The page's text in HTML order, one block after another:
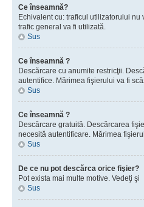
Ce înseamnă?
Echivalent cu: traficul utilizatorului
trafic general va fi utilizată.
Sus
Ce înseamnă ?
Descărcare cu anumite restricţii.
autentifice. Mărimea fişierului va fi
Sus
Ce înseamnă ?
Descărcare gratuită. Descărcarea
necesită autentificare. Mărimea
Sus
De ce nu pot descărca orice fişier?
Pot exista mai multe motive. Vedeţi şi
Sus